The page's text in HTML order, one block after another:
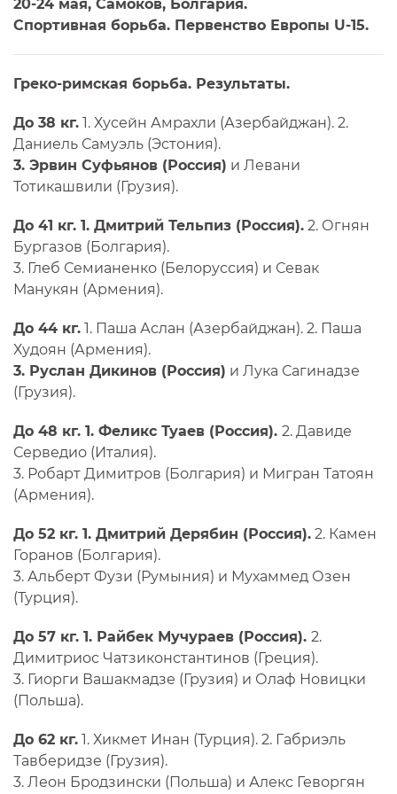
20-24 мая, Самоков, Болгария.
Спортивная борьба. Первенство Европы U-15.
Греко-римская борьба. Результаты.
До 38 кг. 1. Хусейн Амрахли (Азербайджан). 2.
Даниель Самуэль (Эстония).
3. Эрвин Суфьянов (Россия) и Левани
Тотикашвили (Грузия).
До 41 кг. 1. Дмитрий Тельпиз (Россия). 2. Огнян
Бургазов (Болгария).
3. Глеб Семианенко (Белоруссия) и Севак
Манукян (Армения).
До 44 кг. 1. Паша Аслан (Азербайджан). 2. Паша
Худоян (Армения).
3. Руслан Дикинов (Россия) и Лука Сагинадзе
(Грузия).
До 48 кг. 1. Феликс Туаев (Россия). 2. Давиде
Серведио (Италия).
3. Робарт Димитров (Болгария) и Мигран Татоян
(Армения).
До 52 кг. 1. Дмитрий Дерябин (Россия). 2. Камен
Горанов (Болгария).
3. Альберт Фузи (Румыния) и Мухаммед Озен
(Турция).
До 57 кг. 1. Райбек Мучураев (Россия). 2.
Димитриос Чатзиконстантинов (Греция).
3. Гиорги Вашакмадзе (Грузия) и Олаф Новицки
(Польша).
До 62 кг. 1. Хикмет Инан (Турция). 2. Габриэль
Тавберидзе (Грузия).
3. Леон Бродзински (Польша) и Алекс Геворгян